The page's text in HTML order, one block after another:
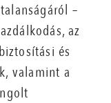
–
az
és
valamint a